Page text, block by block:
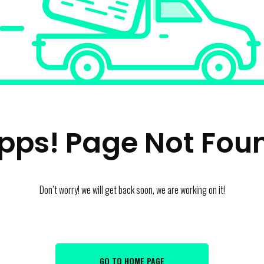
Page Not
Don’t worry! we will get back soon, we are working on it!
GO TO HOME PAGE